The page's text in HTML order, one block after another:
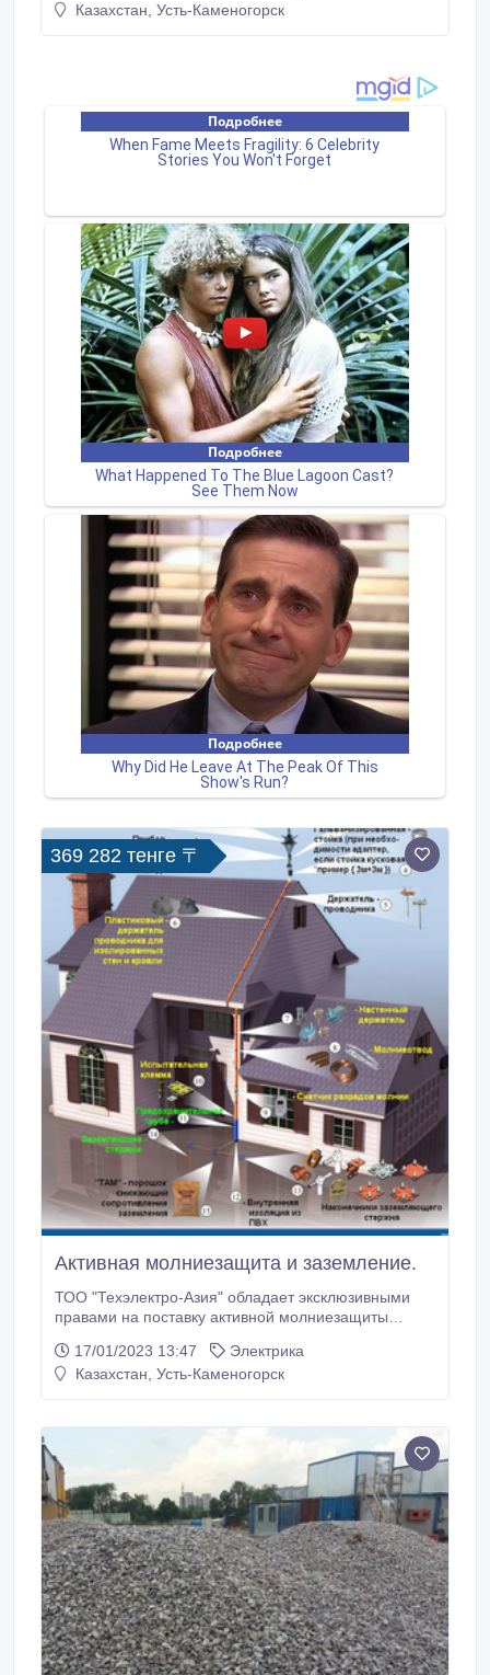
Казахстан, Усть-Каменогорск
369 282 тенге 〒
Активная молниезащита и заземление.
ТОО "Техэлектро-Азия" обладает эксклюзивными
правами на поставку активной молниезащиты
"Техэлектро-Азия" предлагает активную
молниезащиту "Forend" для защиты строений и
17/01/2023 13:47
Электрика
Казахстан, Усть-Каменогорск